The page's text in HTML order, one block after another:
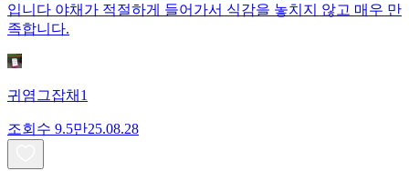
입니다 야채가 적절하게 들어가서 식감을 놓치지 않고 매우 만
족합니다.
귀염그잡채1
조회수 9.5만25.08.28